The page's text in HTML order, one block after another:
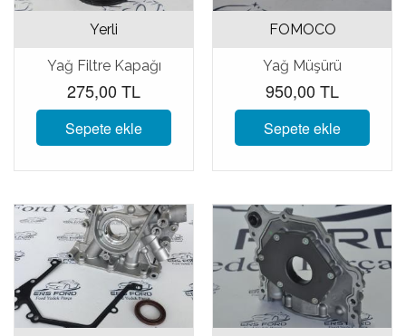
Yerli
Yağ Filtre Kapağı
275,00 TL
Sepete ekle
FOMOCO
Yağ Müşürü
950,00 TL
Sepete ekle